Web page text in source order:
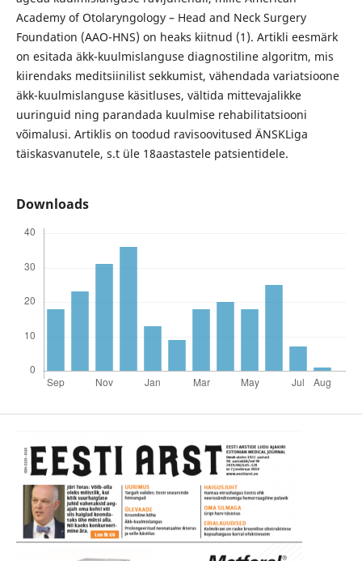
Academy of Otolaryngology – Head and Neck Surgery
Foundation (AAO-HNS) on heaks kiitnud (1). Artikli eesmärk
on esitada äkk-kuulmislanguse diagnostiline algoritm, mis
kiirendaks meditsiinilist sekkumist, vähendada variatsioone
äkk-kuulmislanguse käsitluses, vältida mittevajalikke
uuringuid ning parandada kuulmise rehabilitatsiooni
võimalusi. Artiklis on toodud ravisoovitused ÄNSKLiga
täiskasvanutele, s.t üle 18aastastele patsientidele.
Downloads